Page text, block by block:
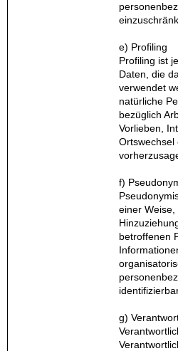
e) Profiling
Profiling ist
Daten, die
verwendet
natürliche
bezüglich
Vorlieben,
Ortswechsel
f)
einer
betroffenen
g)